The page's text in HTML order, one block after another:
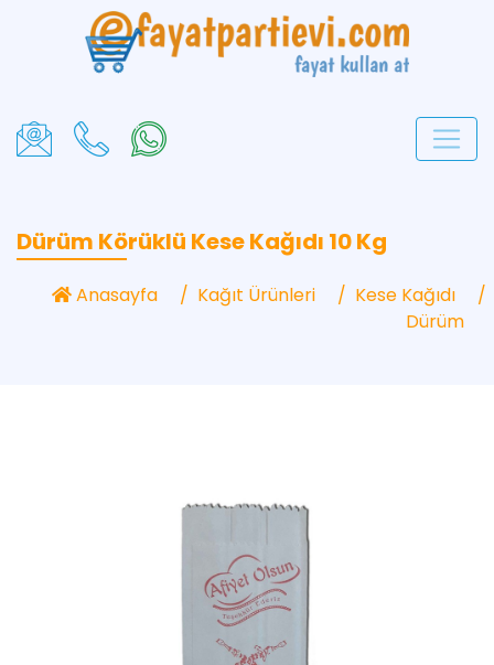
Dürüm Körüklü Kese Kağıdı 10 Kg
Anasayfa Kağıt Ürünleri
Kese Kağıdı
Dürüm